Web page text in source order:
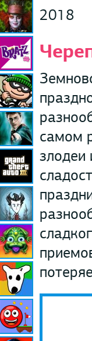
2018
самом
злодеи